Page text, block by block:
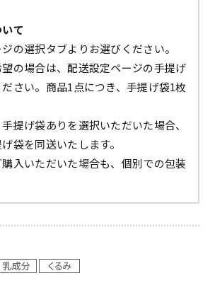
て
の選択タブよりお選びください。
望の場合は、配送設定ページの手提げ
さい。商品1点につき、手提げ袋1枚
提げ袋ありを選択いただいた場合、
袋を同送いたします。
購入いただいた場合も、個別での包装